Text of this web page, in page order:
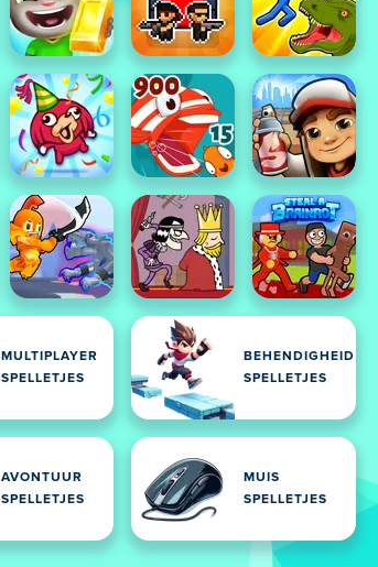
MULTIPLAYER
SPELLETJES
BEHENDIGHEID
SPELLETJES
AVONTUUR
SPELLETJES
MUIS
SPELLETJES